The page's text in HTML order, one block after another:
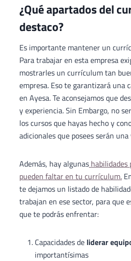
¿Qué apartados del
destaco?
Es importante mantener un
Para trabajar en esta empresa
mostrarles un currículum tan
empresa. Eso te garantizará una
en Ayesa. Te aconsejamos que
y experiencia. Sin Embargo, no
los cursos que hayas hecho y
adicionales que posees serán
Además, hay algunas habilidades
pueden faltar en tu currículum.
te dejamos un listado de
trabajan en ese sector, para que
que te podrás enfrentar:
Capacidades de liderar
importantísimas